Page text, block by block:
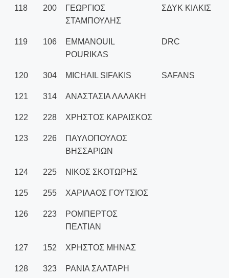
118 200
ΓΕΩΡΓΙΟΣ
ΣΤΑΜΠΟΥΛΗΣ
ΣΔΥΚ ΚΙΛΚΙΣ
119 106
EMMANOUIL
POURIKAS
DRC
120 304 MICHAIL SIFAKIS SAFANS
121 314 ΑΝΑΣΤΑΣΙΑ ΛΑΛΑΚΗ
122 228 ΧΡΗΣΤΟΣ ΚΑΡΑΙΣΚΟΣ
123 226
ΠΑΥΛΟΠΟΥΛΟΣ
ΒΗΣΣΑΡΙΩΝ
124 225 ΝΙΚΟΣ ΣΚΟΤΩΡΗΣ
125 255 ΧΑΡΙΛΑΟΣ ΓΟΥΤΣΙΟΣ
126 223
ΡΟΜΠΕΡΤΟΣ
ΠΕΛΤΙΑΝ
127 152 ΧΡΗΣΤΟΣ ΜΗΝΑΣ
128 323 ΡΑΝΙΑ ΣΑΛΤΑΡΗ